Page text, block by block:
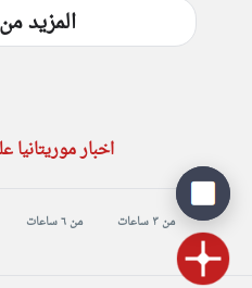
المزيد
اخبار موريتانيا
من ٣ ساعات من ٦ ساعات